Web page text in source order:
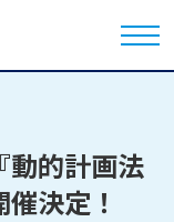
動的計画法
決定！